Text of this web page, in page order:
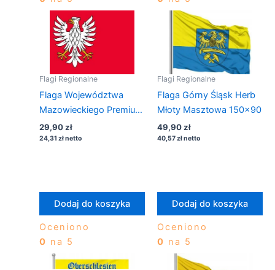
Flagi Regionalne
Flaga Województwa
Mazowieckiego Premium
112×70
Oceniono
0 na 5
29,90zł
24,31 złnetto
Dodaj do koszyka
Flagi Regionalne
Flaga Górny Śląsk Herb
Młoty Masztowa 150×90
Oceniono
0 na 5
49,90zł
40,57złnetto
Dodaj do koszyka